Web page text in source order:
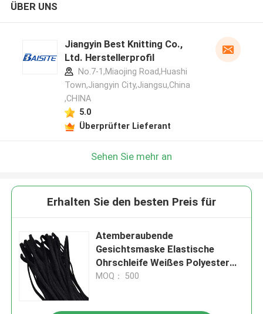
ÜBER UNS
Jiangyin Best Knitting Co.,
Ltd. Herstellerprofil
No.7-1,Miaojing Road,Huashi
Town,Jiangyin City,Jiangsu,China
,CHINA
5.0
Überprüfter Lieferant
Sehen Sie mehr an
Erhalten Sie den besten Preis für
Atemberaubende
Gesichtsmaske Elastische
Ohrschleife Weißes Polyester
Spandex
MOQ： 500